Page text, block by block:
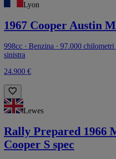
Lyon
1967 Cooper Austin
998cc · Benzina · 97.000 chilometri
sinistra
24.900 €
Lewes
Rally Prepared 1966
Cooper S spec